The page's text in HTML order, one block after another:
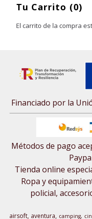
Tu Carrito (0)
El carrito de la compra
Financiado por la
Métodos de pago
Tienda online
Ropa y
policial,
airsoft aventura camping